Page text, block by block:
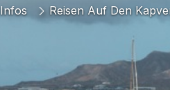
Infos Reisen Auf Den